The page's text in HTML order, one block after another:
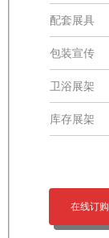
配套展具
包装宣传
卫浴展架
库存展架
在线订购